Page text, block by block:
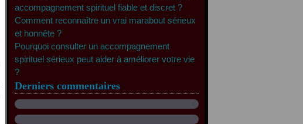
accompagnement spirituel fiable et discret ?
Comment reconnaître un vrai marabout sérieux
et honnête ?
Pourquoi consulter un accompagnement
spirituel sérieux peut aider à améliorer votre vie
?
Derniers commentaires